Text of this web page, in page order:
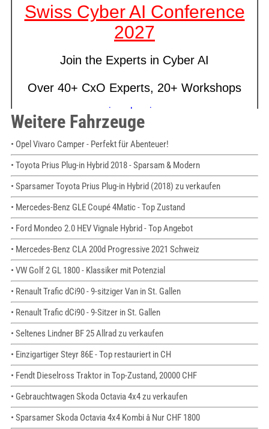
Weitere Fahrzeuge
• Opel Vivaro Camper - Perfekt für Abenteuer!
• Toyota Prius Plug-in Hybrid 2018 - Sparsam & Modern
• Sparsamer Toyota Prius Plug-in Hybrid (2018) zu verkaufen
• Mercedes-Benz GLE Coupé 4Matic - Top Zustand
• Ford Mondeo 2.0 HEV Vignale Hybrid - Top Angebot
• Mercedes-Benz CLA 200d Progressive 2021 Schweiz
• VW Golf 2 GL 1800 - Klassiker mit Potenzial
• Renault Trafic dCi90 - 9-sitziger Van in St. Gallen
• Renault Trafic dCi90 - 9-Sitzer in St. Gallen
• Seltenes Lindner BF 25 Allrad zu verkaufen
• Einzigartiger Steyr 86E - Top restauriert in CH
• Fendt Dieselross Traktor in Top-Zustand, 20000 CHF
• Gebrauchtwagen Skoda Octavia 4x4 zu verkaufen
• Sparsamer Skoda Octavia 4x4 Kombi â Nur CHF 1800